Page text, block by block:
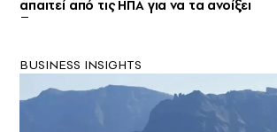
απαιτεί από τις ΗΠΑ για να τα ανοίξει
BUSINESS INSIGHTS